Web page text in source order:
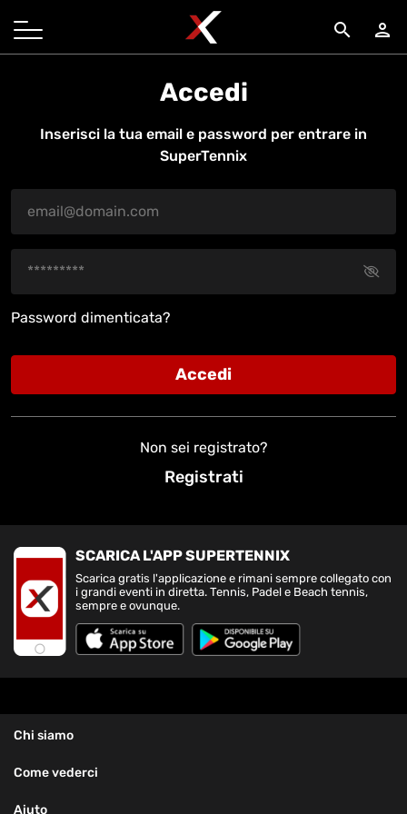
search person
Accedi
Inserisci la tua email e password per entrare in
SuperTennix
Password dimenticata?
Accedi
Non sei registrato?
Registrati
SCARICA L'APP SUPERTENNIX
Scarica gratis l'applicazione e rimani sempre collegato con
i grandi eventi in diretta. Tennis, Padel e Beach tennis,
sempre e ovunque.
Chi siamo
Come vederci
Aiuto